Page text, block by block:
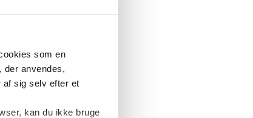
som en
der anvendes,
af sig selv efter et
kan du ikke bruge